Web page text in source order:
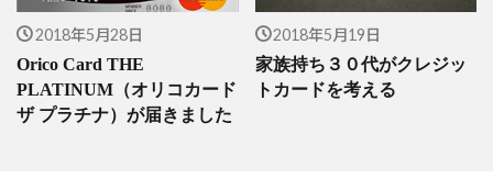
2018年5月28日
Orico Card THE
PLATINUM（オリコカード
ザ プラチナ）が届きました
2018年5月19日
家族持ち３０代がクレジッ
トカードを考える